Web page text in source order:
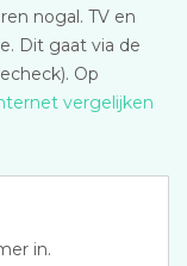
nogal. TV en
Dit gaat via de
Op
vergelijken
in.